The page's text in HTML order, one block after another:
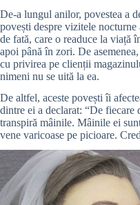
De-a lungul anilor, povestea a
povești despre vizitele
de fată, care o readuce la viață
apoi până în zori. De
cu privirea pe clienții
nimeni nu se uită la ea.
De altfel, aceste povești îi
dintre ei a declarat: “De fiecare
transpiră mâinile. Mâinile ei
vene varicoase pe picioare.